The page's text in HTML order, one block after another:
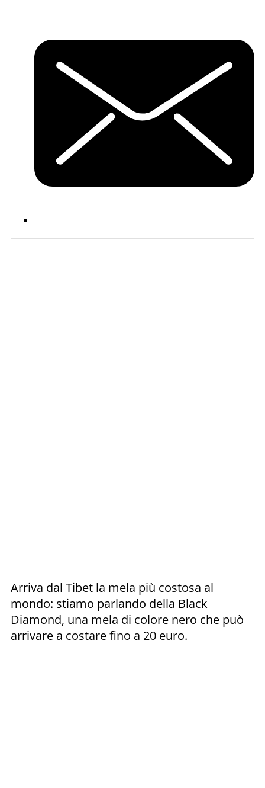
Arriva dal Tibet la mela più costosa al
mondo: stiamo parlando della Black
Diamond, una mela di colore nero che può
arrivare a costare fino a 20 euro.